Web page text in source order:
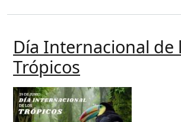
Día Internacional de
Trópicos